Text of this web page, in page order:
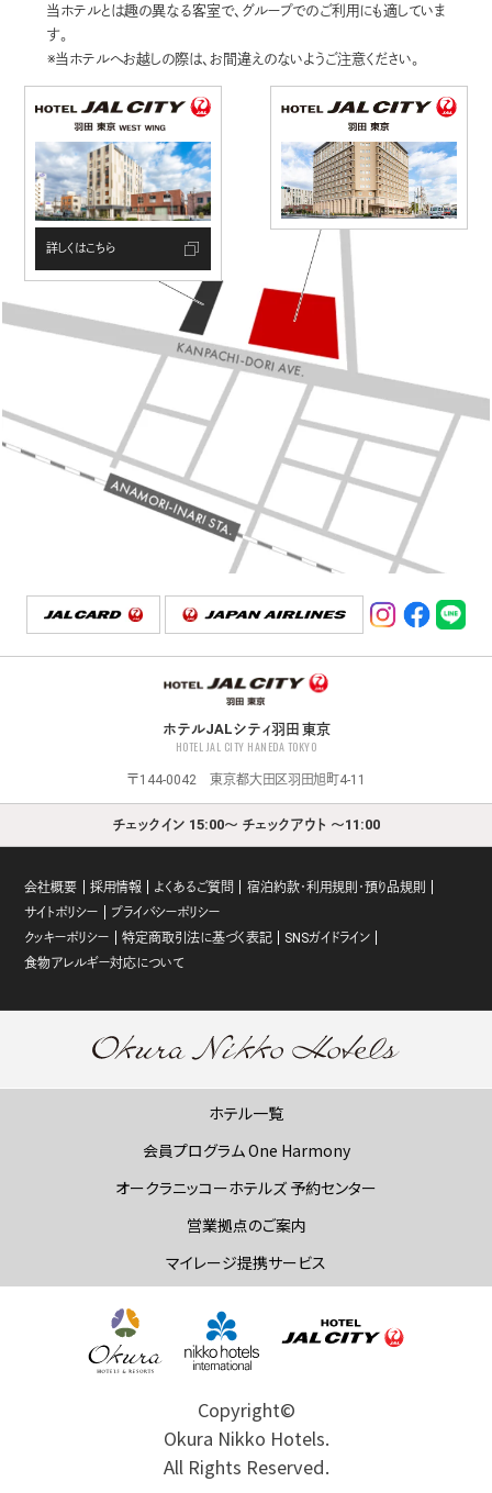
当ホテルとは趣の異なる客室で、グループでのご利用にも適していま
す。
※当ホテルへお越しの際は、お間違えのないようご注意ください。
詳しくはこちら
ホテルJALシティ羽田 東京
HOTEL JAL CITY HANEDA TOKYO
〒144-0042 東京都大田区羽田旭町4-11
チェックイン 15:00～ チェックアウト ～11:00
会社概要 採用情報 よくあるご質問
宿泊約款・利用規則・預り品規則
サイトポリシー
プライバシーポリシー
クッキーポリシー
特定商取引法に基づく表記
SNSガイドライン
食物アレルギー対応について
ホテル一覧
会員プログラム One Harmony
オークラニッコーホテルズ 予約センター
営業拠点のご案内
マイレージ提携サービス
Copyright©
Okura Nikko Hotels.
All Rights Reserved.